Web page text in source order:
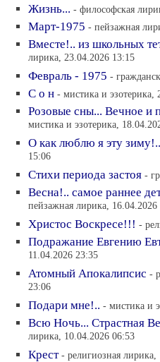
Жизнь... - философская
Март-1975 - пейзажная
Вместе!.. из школьных
лирика, 23.04.2026 13:15
Февраль - 1975 -
С о н - мистика и эзотерика,
Розовые сны... Вечное и
мистика и эзотерика,
О как люблю я эту зиму!..
15:06
Стихи периода застоя -
Весна!.. самое раннее
пейзажная лирика, 16.04.2026
Христос Воскресе!!! -
Подражание Евгению
11.04.2026 23:35
Атомный Апокалипсис -
23:06
Подари мне!.. - мистика и
Всю Ночь... Страстная
лирика, 10.04.2026 06:53
Крест - религиозная